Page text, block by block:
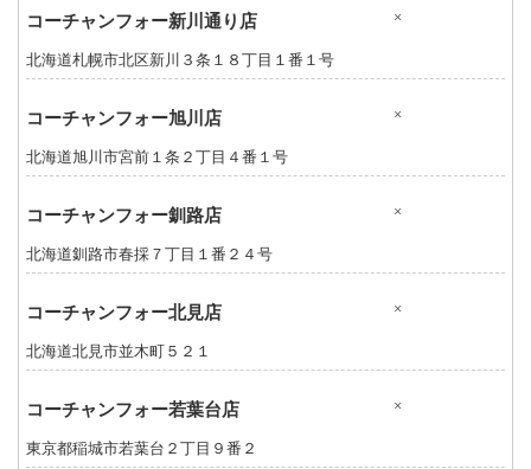
コーチャンフォー新川通り店 ×
北海道札幌市北区新川３条１８丁目１番１号
コーチャンフォー旭川店 ×
北海道旭川市宮前１条２丁目４番１号
コーチャンフォー釧路店 ×
北海道釧路市春採７丁目１番２４号
コーチャンフォー北見店 ×
北海道北見市並木町５２１
コーチャンフォー若葉台店 ×
東京都稲城市若葉台２丁目９番２